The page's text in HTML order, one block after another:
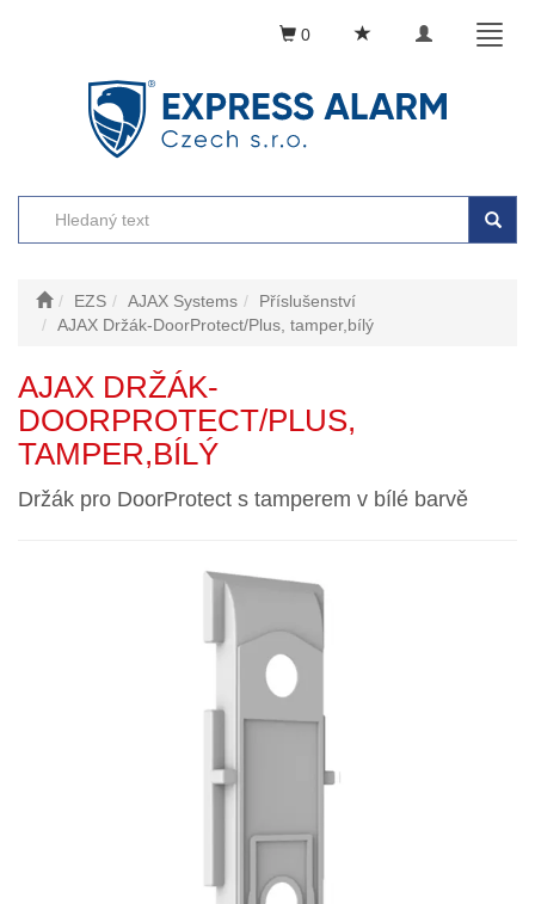
Toggle
0
EZS AJAX Systems
Příslušenství
AJAX Držák-DoorProtect/Plus, tamper,bílý
AJAX DRŽÁK-
DOORPROTECT/PLUS,
TAMPER,BÍLÝ
Držák pro DoorProtect s tamperem v bílé barvě